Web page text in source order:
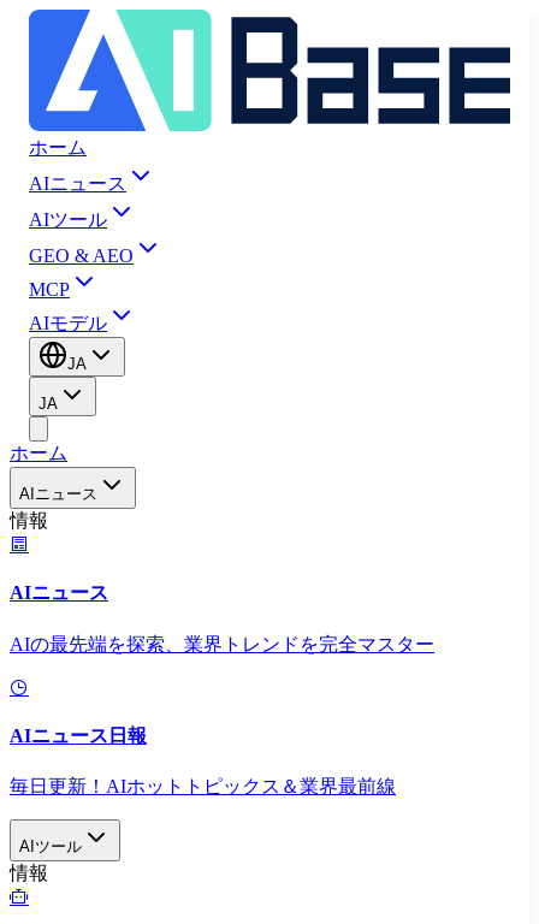
ホーム
AIニュース
AIツール
GEO & AEO
MCP
AIモデル
JA
JA
ホーム
AIニュース
情報
AIニュース
AIの最先端を探索、業界トレンドを完全マスター
AIニュース日報
毎日更新！AIホットトピックス＆業界最前線
AIツール
情報